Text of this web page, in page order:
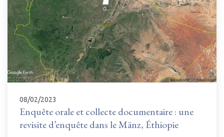
08/02/2023
Enquête orale et collecte documentaire : une
revisite d’enquête dans le Mänz, Éthiopie